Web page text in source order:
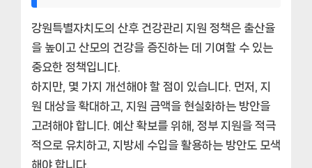
강원특별자치도의 산후 건강관리 지원 정책은 출산율
을 높이고 산모의 건강을 증진하는 데 기여할 수 있는
중요한 정책입니다.
하지만, 몇 가지 개선해야 할 점이 있습니다. 먼저, 지
원 대상을 확대하고, 지원 금액을 현실화하는 방안을
고려해야 합니다. 예산 확보를 위해, 정부 지원을 적극
적으로 유치하고, 지방세 수입을 활용하는 방안도 모색
해야 합니다.